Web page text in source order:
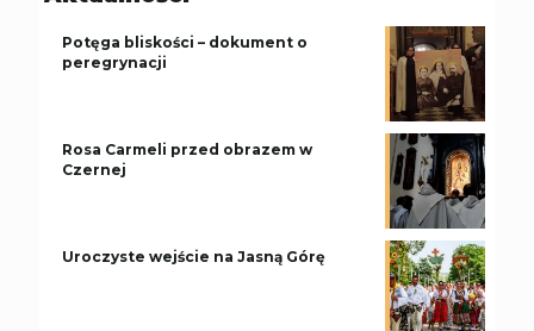
Potęga bliskości – dokument o
peregrynacji
Rosa Carmeli przed obrazem w
Czernej
Uroczyste wejście na Jasną Górę